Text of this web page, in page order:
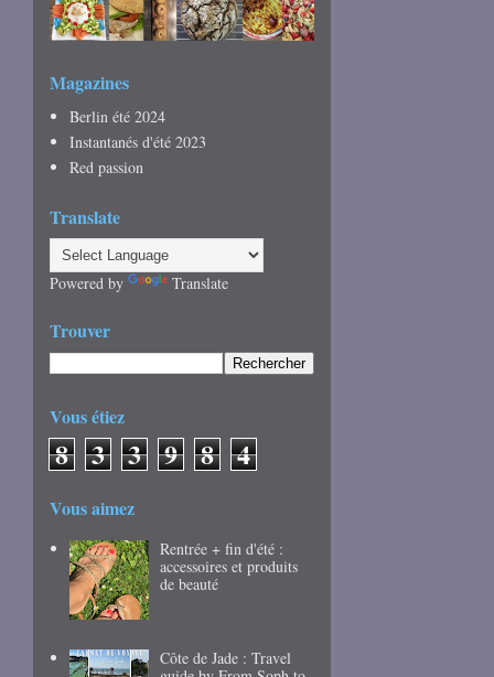
Magazines
Berlin été 2024
Instantanés d'été 2023
Red passion
Translate
Powered by Translate
Trouver
Vous étiez
8 3 3 9 8 4
Vous aimez
Rentrée + fin d'été :
accessoires et produits
de beauté
Côte de Jade : Travel